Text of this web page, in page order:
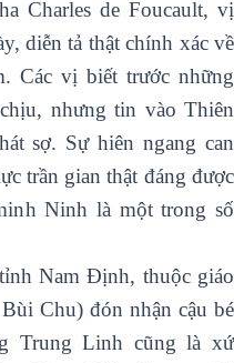
Charles de Foucault, vị
diễn tả thật chính xác về
Các vị biết trước những
nhưng tin vào Thiên
sợ. Sự hiên ngang can
trần gian thật đáng được
Ninh là một trong số
Nam Định, thuộc giáo
Chu) đón nhận cậu bé
Trung Linh cũng là xứ